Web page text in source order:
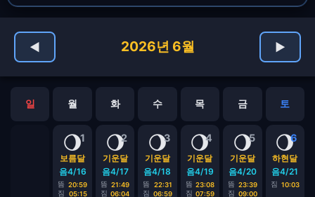
◀ 2026년 6월 ▶
일 월 화 수 목 금 토
1
🌖
보름달
음4/16
뜸 20:59
짐
05:15
2
🌖
기운달
음4/17
뜸 21:49
짐 06:04
3
🌖
기운달
음4/18
뜸
22:31
짐 06:59
4
🌖
기운달
음4/19
뜸 23:08
짐 07:59
5
🌖
기운달
음4/20
뜸 23:39
짐 09:00
6
🌖
하현달
음4/21
짐 10:03